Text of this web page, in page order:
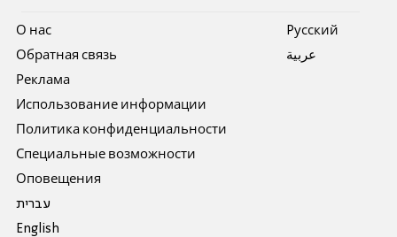
О нас
Обратная связь
Реклама
Использование информации
Политика конфиденциальности
Специальные возможности
Оповещения
עברית
English
Pусский
عربية